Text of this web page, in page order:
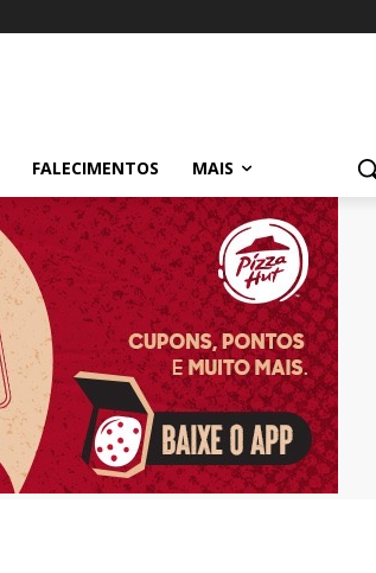
FALECIMENTOS MAIS